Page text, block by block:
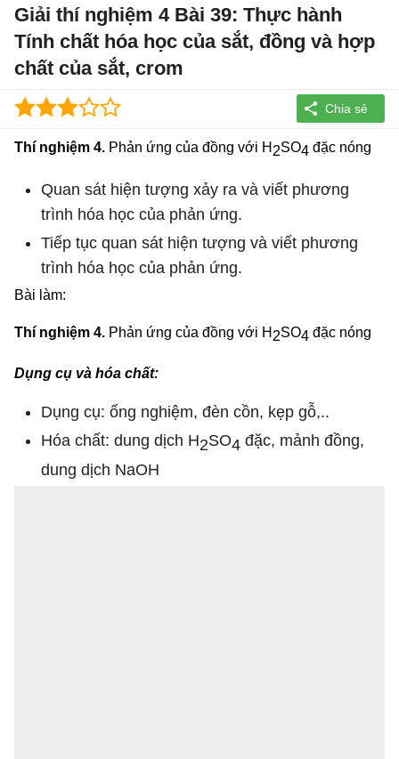
Giải thí nghiệm 4 Bài 39: Thực hành
Tính chất hóa học của sắt, đồng và hợp
chất của sắt, crom
Thí nghiệm 4. Phản ứng của đồng với H 2SO4 đặc nóng
Quan sát hiện tượng xảy ra và viết phương
trình hóa học của phản ứng.
Tiếp tục quan sát hiện tượng và viết phương
trình hóa học của phản ứng.
Bài làm:
Thí nghiệm 4. Phản ứng của đồng với H 2SO4 đặc nóng
Dụng cụ và hóa chất:
Dụng cụ: ống nghiệm, đèn cồn, kẹp gỗ,..
Hóa chất: dung dịch H2SO4 đặc, mảnh đồng,
dung dịch NaOH